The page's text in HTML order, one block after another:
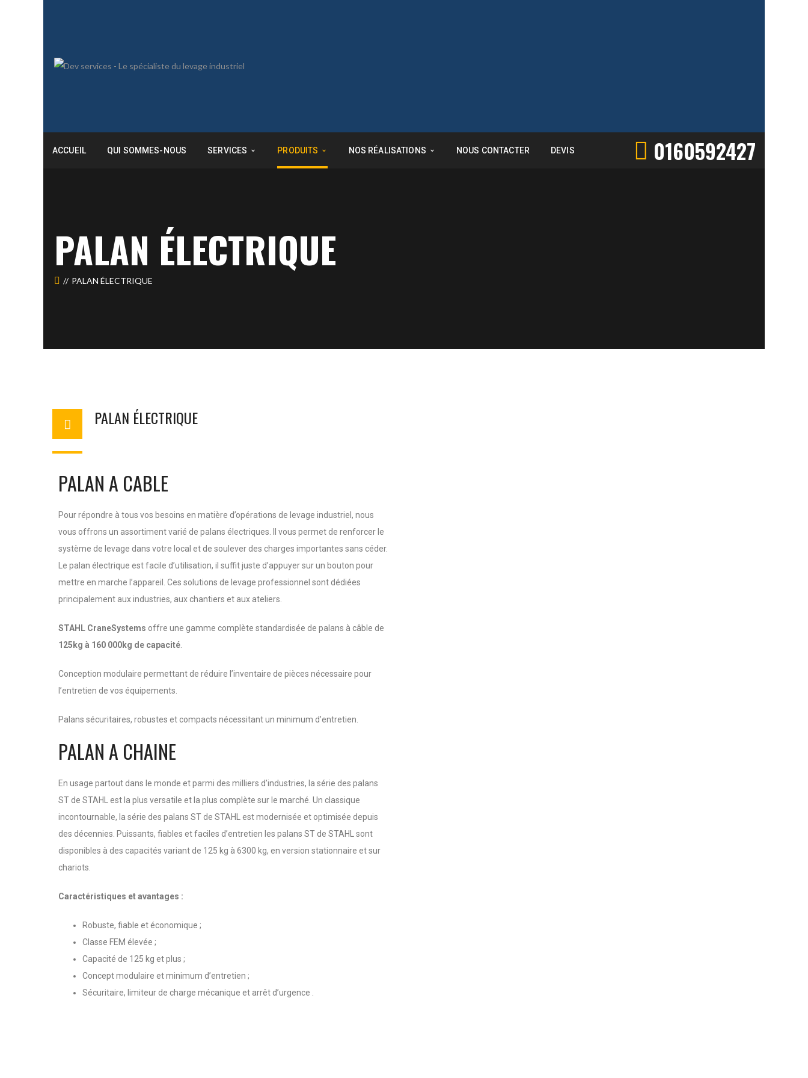
ACCUEIL QUI SOMMES-NOUS SERVICES PRODUITS NOS RÉALISATIONS NOUS CONTACTER DEVIS 0160592427
PALAN ÉLECTRIQUE
PALAN ÉLECTRIQUE
PALAN ÉLECTRIQUE
PALAN A CABLE
Pour répondre à tous vos besoins en matière d’opérations de levage industriel, nous
vous offrons un assortiment varié de palans électriques. Il vous permet de renforcer le
système de levage dans votre local et de soulever des charges importantes sans céder.
Le palan électrique est facile d’utilisation, il suffit juste d’appuyer sur un bouton pour
mettre en marche l’appareil. Ces solutions de levage professionnel sont dédiées
principalement aux industries, aux chantiers et aux ateliers.
STAHL CraneSystems offre une gamme complète standardisée de palans à câble de
125kg à 160 000kg de capacité
Conception modulaire permettant de réduire l’inventaire de pièces nécessaire pour
l’entretien de vos équipements.
Palans sécuritaires, robustes et compacts nécessitant un minimum d’entretien.
PALAN A CHAINE
En usage partout dans le monde et parmi des milliers d’industries, la série des palans
ST de STAHL est la plus versatile et la plus complète sur le marché. Un classique
incontournable, la série des palans ST de STAHL est modernisée et optimisée depuis
des décennies. Puissants, fiables et faciles d’entretien les palans ST de STAHL sont
disponibles à des capacités variant de 125 kg à 6300 kg, en version stationnaire et sur
chariots.
Caractéristiques et avantages :
Robuste, fiable et économique ;
Classe FEM élevée ;
Capacité de 125 kg et plus ;
Concept modulaire et minimum d’entretien ;
Sécuritaire, limiteur de charge mécanique et arrêt d’urgence .